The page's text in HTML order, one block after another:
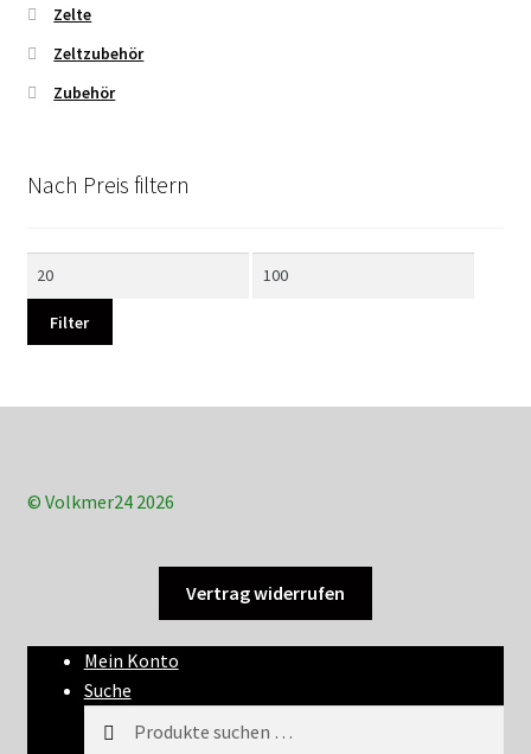
Zelte
Zeltzubehör
Zubehör
Nach Preis filtern
Filter
© Volkmer24 2026
Vertrag widerrufen
Mein Konto
Suche